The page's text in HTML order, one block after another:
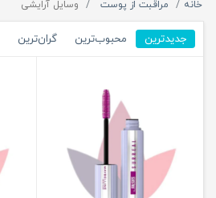
خانه مراقبت از پوست وسایل آرایشی
جدیدترین محبوب‌ترین گران‌ترین